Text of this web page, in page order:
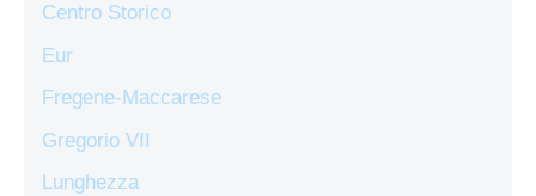
Centro Storico
Eur
Fregene-Maccarese
Gregorio VII
Lunghezza